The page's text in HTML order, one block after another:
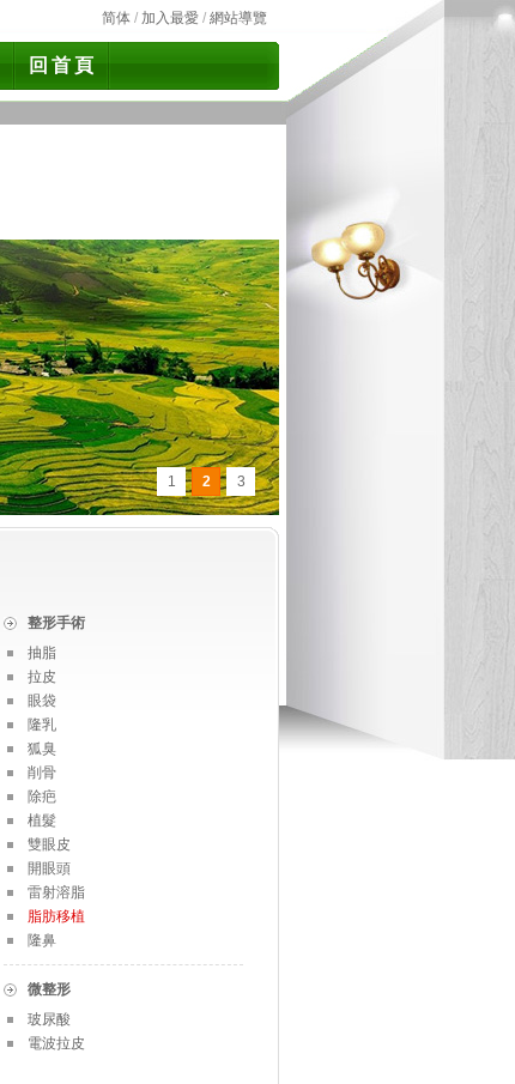
简体 / 加入最愛 / 網站導覽
回首頁
1 2 3
整形手術
抽脂
拉皮
眼袋
隆乳
狐臭
削骨
除疤
植髮
雙眼皮
開眼頭
雷射溶脂
脂肪移植
隆鼻
微整形
玻尿酸
電波拉皮